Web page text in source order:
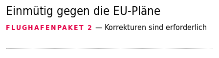
Einmütig gegen die EU-Pläne
FLUGHAFENPAKET 2 — Korrekturen sind erforderlich